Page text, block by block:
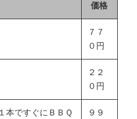
価格
７７
０円
２２
０円
ですぐにＢＢＱ
９９